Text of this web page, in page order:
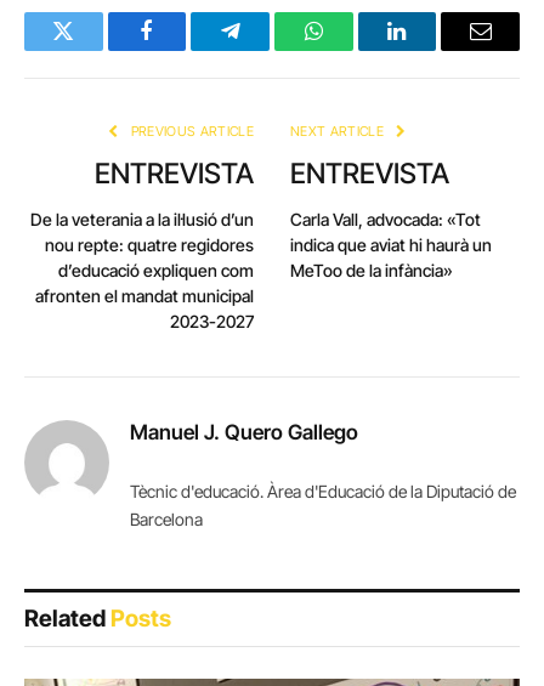
Twitter FacebookTelegramWhatsAppLinkedInEmail
PREVIOUS ARTICLE
ENTREVISTA
De la veterania a la il·lusió d’un
nou repte: quatre regidores
d’educació expliquen com
afronten el mandat municipal
2023-2027
NEXT ARTICLE
ENTREVISTA
Carla Vall, advocada: «Tot
indica que aviat hi haurà un
MeToo de la infància»
Manuel J. Quero Gallego
Tècnic d'educació. Àrea d'Educació de la Diputació de
Barcelona
RelatedPosts